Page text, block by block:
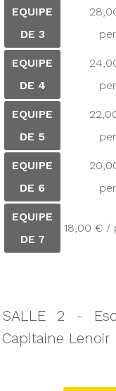
EQUIPE
DE 3
EQUIPE
DE 4
EQUIPE
DE 5
EQUIPE
DE 6
EQUIPE
DE 7
18,00 € /
SALLE 2 -
Capitaine Lenoir